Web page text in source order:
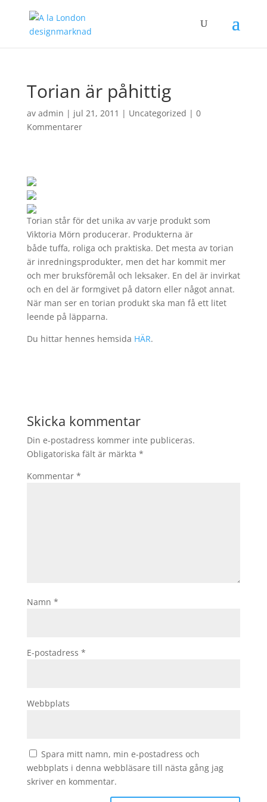
Torian är påhittig
av admin | jul 21, 2011 | Uncategorized | 0
Kommentarer
Torian står för det unika av varje produkt som
Viktoria Mörn producerar. Produkterna är
både tuffa, roliga och praktiska. Det mesta av torian
är inredningsprodukter, men det har kommit mer
och mer bruksföremål och leksaker. En del är invirkat
och en del är formgivet på datorn eller något annat.
När man ser en torian produkt ska man få ett litet
leende på läpparna.
Du hittar hennes hemsida HÄR.
Skicka kommentar
Din e-postadress kommer inte publiceras.
Obligatoriska fält är märkta *
Kommentar *
Namn *
E-postadress *
Webbplats
Spara mitt namn, min e-postadress och
webbplats i denna webbläsare till nästa gång jag
skriver en kommentar.